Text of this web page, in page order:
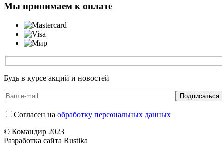
Мы принимаем к оплате
Будь в курсе акций и новостей
Согласен на обработку персональных данных
© Командир 2023
Разработка сайта Rustika